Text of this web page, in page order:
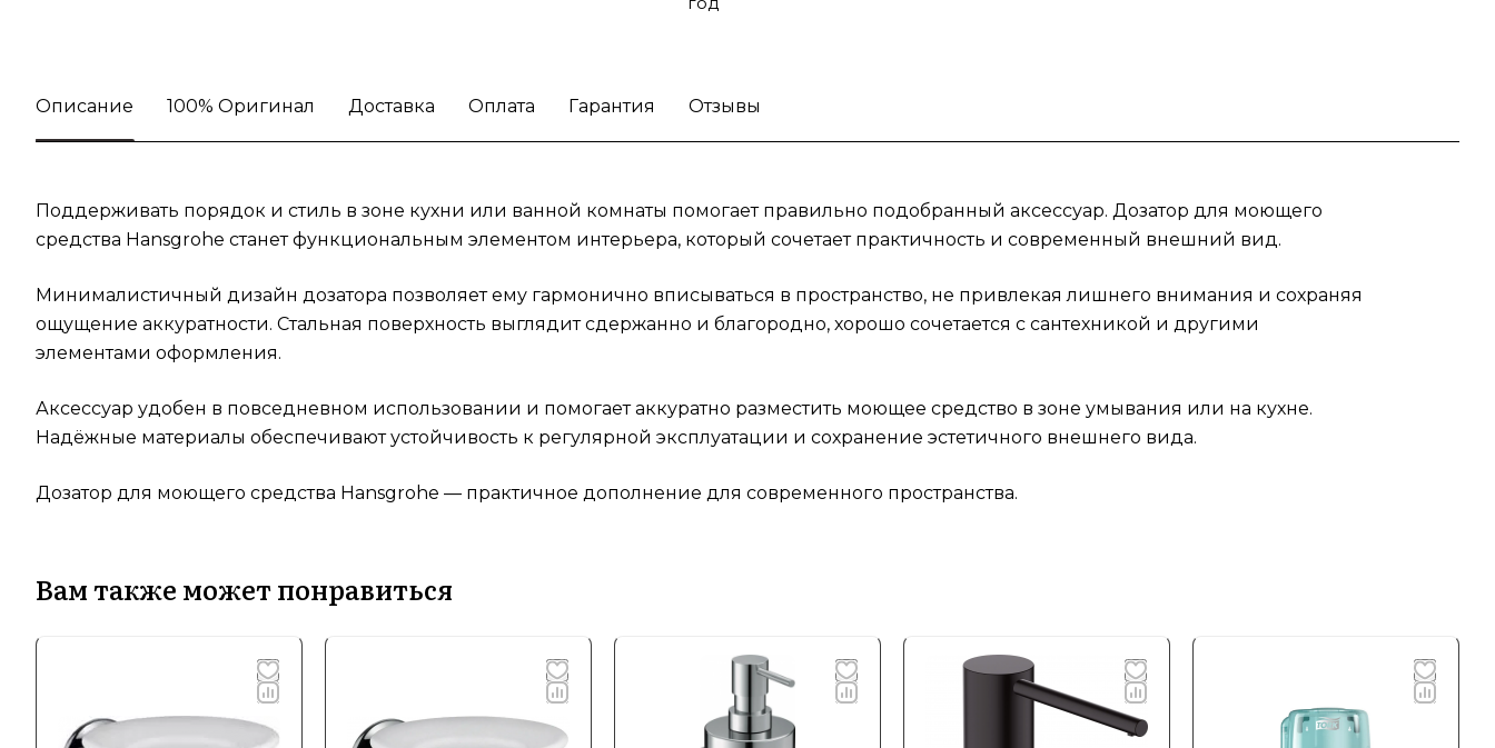
Описание 100% Оригинал Доставка Оплата Гарантия Отзывы
Поддерживать порядок и стиль в зоне кухни или ванной комнаты помогает правильно подобранный аксессуар. Дозатор для моющего
средства Hansgrohe станет функциональным элементом интерьера, который сочетает практичность и современный внешний вид.
Минималистичный дизайн дозатора позволяет ему гармонично вписываться в пространство, не привлекая лишнего внимания и сохраняя
ощущение аккуратности. Стальная поверхность выглядит сдержанно и благородно, хорошо сочетается с сантехникой и другими
элементами оформления.
Аксессуар удобен в повседневном использовании и помогает аккуратно разместить моющее средство в зоне умывания или на кухне.
Надёжные материалы обеспечивают устойчивость к регулярной эксплуатации и сохранение эстетичного внешнего вида.
Дозатор для моющего средства Hansgrohe — практичное дополнение для современного пространства.
Вам также может понравиться